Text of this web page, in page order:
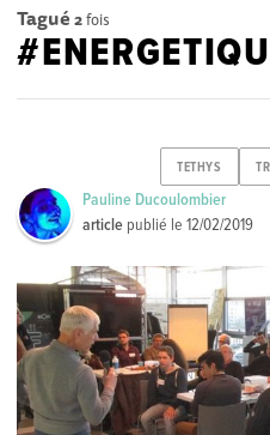
Tagué 2fois
TETHYS
Pauline Ducoulombier
article publié le12/02/2019